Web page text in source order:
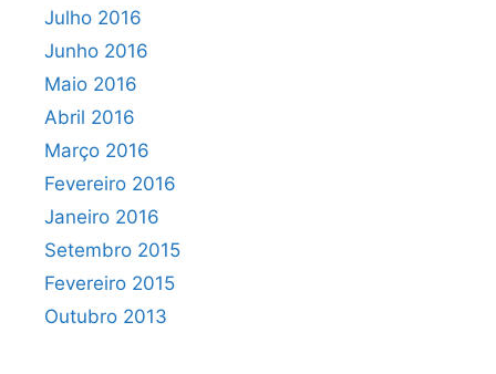
Julho 2016
Junho 2016
Maio 2016
Abril 2016
Março 2016
Fevereiro 2016
Janeiro 2016
Setembro 2015
Fevereiro 2015
Outubro 2013